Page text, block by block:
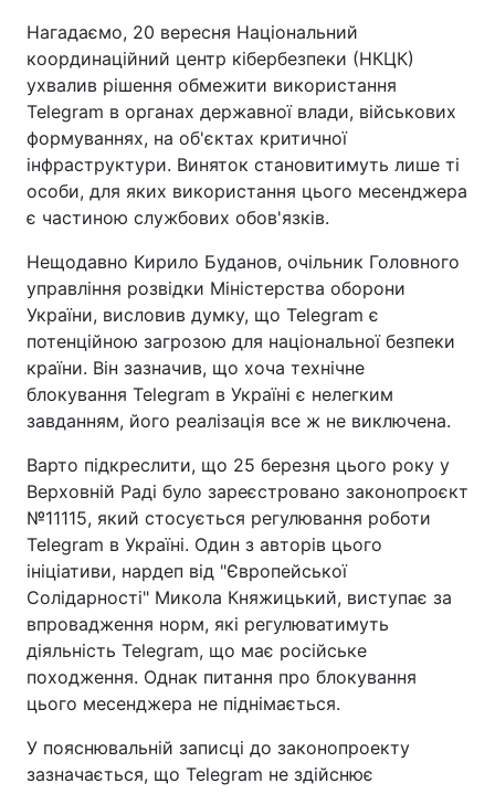
Нагадаємо, 20 вересня Національний
координаційний центр кібербезпеки (НКЦК)
ухвалив рішення обмежити використання
Telegram в органах державної влади, військових
формуваннях, на об'єктах критичної
інфраструктури. Виняток становитимуть лише ті
особи, для яких використання цього месенджера
є частиною службових обов'язків.
Нещодавно Кирило Буданов, очільник Головного
управління розвідки Міністерства оборони
України, висловив думку, що Telegram є
потенційною загрозою для національної безпеки
країни. Він зазначив, що хоча технічне
блокування Telegram в Україні є нелегким
завданням, його реалізація все ж не виключена.
Варто підкреслити, що 25 березня цього року у
Верховній Раді було зареєстровано законопроєкт
№11115, який стосується регулювання роботи
Telegram в Україні. Один з авторів цього
ініціативи, нардеп від "Європейської
Солідарності" Микола Княжицький, виступає за
впровадження норм, які регулюватимуть
діяльність Telegram, що має російське
походження. Однак питання про блокування
цього месенджера не піднімається.
У пояснювальній записці до законопроекту
зазначається, що Telegram не здійснює